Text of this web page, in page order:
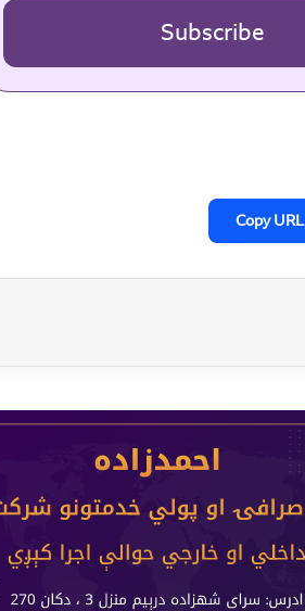
Subscribe
Copy URL